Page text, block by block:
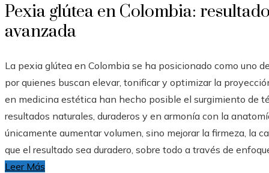
Pexia glútea en Colombia:
avanzada
La pexia glútea en Colombia se ha posicionado como uno
por quienes buscan elevar, tonificar y optimizar la
en medicina estética han hecho posible el surgimiento de
resultados naturales, duraderos y en armonía con la
únicamente aumentar volumen, sino mejorar la firmeza, la
que el resultado sea duradero, sobre todo a través de
Leer Más